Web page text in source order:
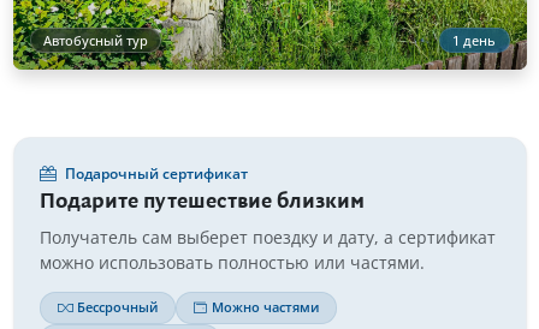
Автобусный тур 1 день
Подарочный сертификат
Подарите путешествие близким
Получатель сам выберет поездку и дату, а сертификат
можно использовать полностью или частями.
Бессрочный
Можно частями